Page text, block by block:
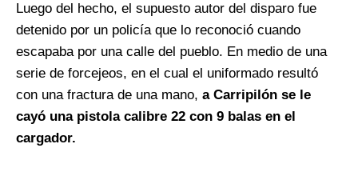
Luego del hecho, el supuesto autor del disparo fue
detenido por un policía que lo reconoció cuando
escapaba por una calle del pueblo. En medio de una
serie de forcejeos, en el cual el uniformado resultó
con una fractura de una mano, a Carripilón se le
cayó una pistola calibre 22 con 9 balas en el
cargador.